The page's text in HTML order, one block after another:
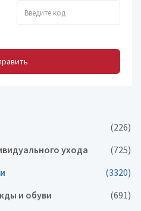
(226)
ухода
(725)
(3320)
и обуви
(691)